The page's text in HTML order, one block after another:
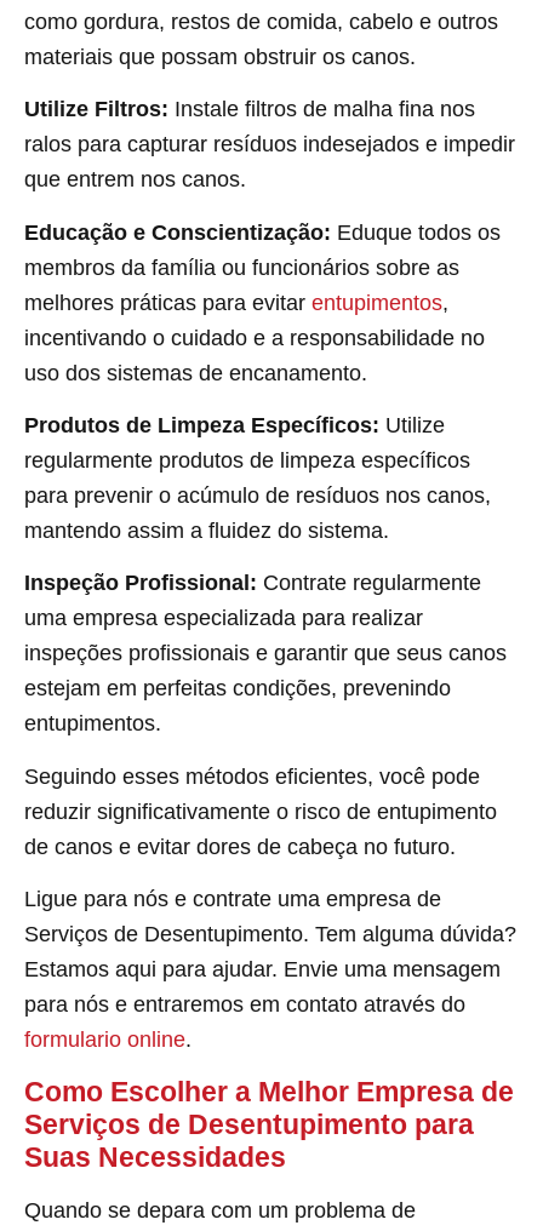
como gordura, restos de comida, cabelo e outros
materiais que possam obstruir os canos.
Utilize Filtros: Instale filtros de malha fina nos
ralos para capturar resíduos indesejados e impedir
que entrem nos canos.
Educação e Conscientização: Eduque todos os
membros da família ou funcionários sobre as
melhores práticas para evitar entupimentos,
incentivando o cuidado e a responsabilidade no
uso dos sistemas de encanamento.
Produtos de Limpeza Específicos: Utilize
regularmente produtos de limpeza específicos
para prevenir o acúmulo de resíduos nos canos,
mantendo assim a fluidez do sistema.
Inspeção Profissional: Contrate regularmente
uma empresa especializada para realizar
inspeções profissionais e garantir que seus canos
estejam em perfeitas condições, prevenindo
entupimentos.
Seguindo esses métodos eficientes, você pode
reduzir significativamente o risco de entupimento
de canos e evitar dores de cabeça no futuro.
Ligue para nós e contrate uma empresa de
Serviços de Desentupimento. Tem alguma dúvida?
Estamos aqui para ajudar. Envie uma mensagem
para nós e entraremos em contato através do
formulario online.
Como Escolher a Melhor Empresa de
Serviços de Desentupimento para
Suas Necessidades
Quando se depara com um problema de